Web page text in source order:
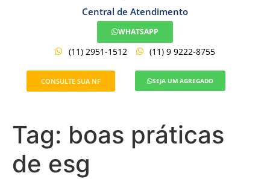
Central de Atendimento
WHATSAPP
(11) 2951-1512 (11) 9 9222-8755
CONSULTE SUA NF SEJA UM AGREGADO
Tag: boas práticas
de esg